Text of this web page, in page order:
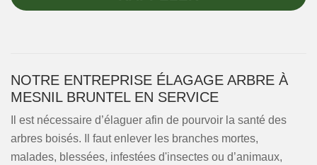
NOTRE ENTREPRISE ÉLAGAGE ARBRE À
MESNIL BRUNTEL EN SERVICE
Il est nécessaire d’élaguer afin de pourvoir la santé des
arbres boisés. Il faut enlever les branches mortes,
malades, blessées, infestées d'insectes ou d’animaux,